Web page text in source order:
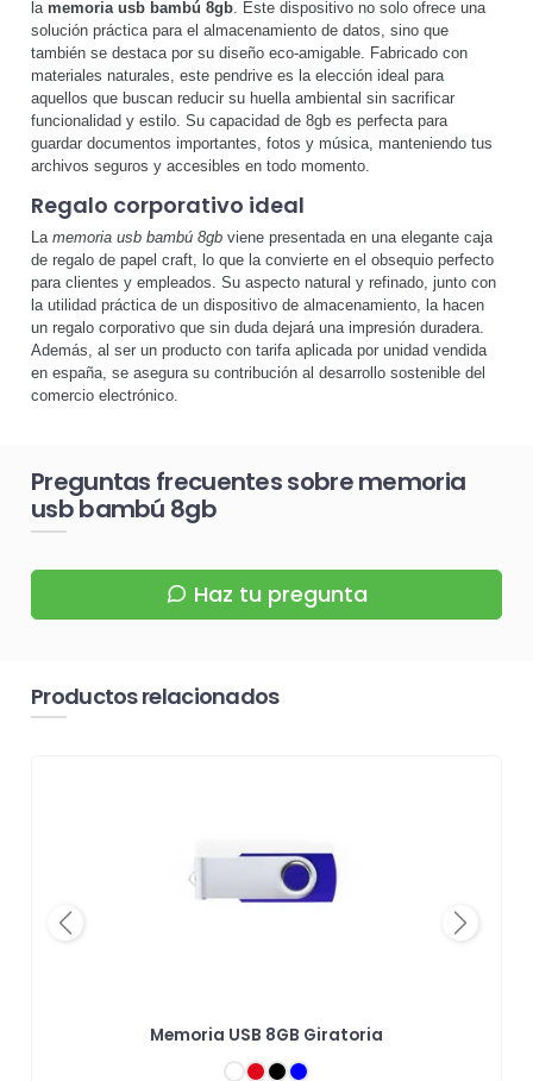
la memoria usb bambú 8gb. Este dispositivo no solo ofrece una
solución práctica para el almacenamiento de datos, sino que
también se destaca por su diseño eco-amigable. Fabricado con
materiales naturales, este pendrive es la elección ideal para
aquellos que buscan reducir su huella ambiental sin sacrificar
funcionalidad y estilo. Su capacidad de 8gb es perfecta para
guardar documentos importantes, fotos y música, manteniendo tus
archivos seguros y accesibles en todo momento.
Regalo corporativo ideal
La memoria usb bambú 8gb viene presentada en una elegante caja
de regalo de papel craft, lo que la convierte en el obsequio perfecto
para clientes y empleados. Su aspecto natural y refinado, junto con
la utilidad práctica de un dispositivo de almacenamiento, la hacen
un regalo corporativo que sin duda dejará una impresión duradera.
Además, al ser un producto con tarifa aplicada por unidad vendida
en españa, se asegura su contribución al desarrollo sostenible del
comercio electrónico.
Preguntas frecuentes sobre memoria
usb bambú 8gb
Haz tu pregunta
Productos relacionados
Memoria USB 8GB Giratoria
Previous Next